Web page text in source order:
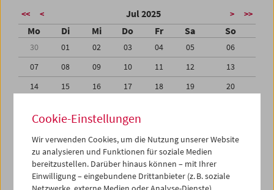
<< < Jul 2025 > >>
Mo Di Mi Do Fr Sa So
30 01 02 03 04 05
06
07
08 09 10 11 12
13
14
15 16 17 18 19
20
28
29 30 31
04
05 06 07 08 09 10
iCalender
Cookie-Einstellungen
Wir verwenden Cookies, um die Nutzung unserer Website
zu analysieren und Funktionen für soziale Medien
bereitzustellen. Darüber hinaus können – mit Ihrer
Einwilligung – eingebundene Drittanbieter (z. B. soziale